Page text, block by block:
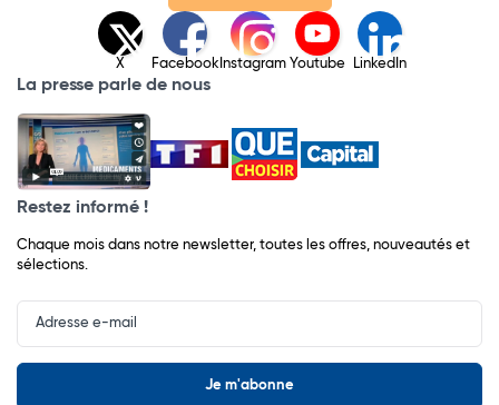
X Facebook Instagram Youtube LinkedIn
La presse parle de nous
Restez informé !
Chaque mois dans notre newsletter, toutes les offres, nouveautés et
sélections.
Input
Newsletter